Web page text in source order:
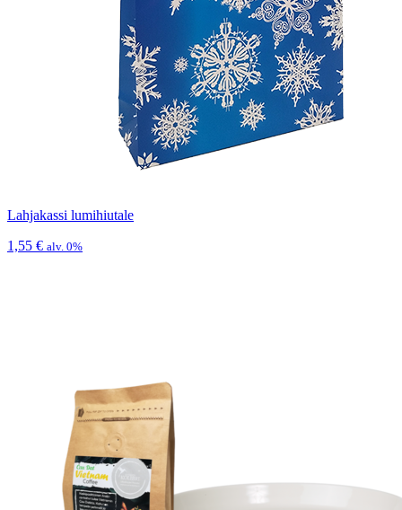
Lahjakassi lumihiutale
1,55 € alv. 0%